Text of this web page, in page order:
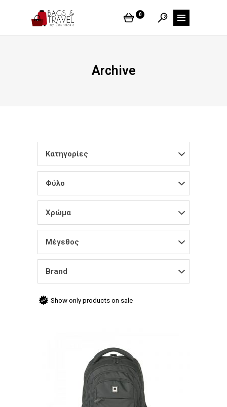
0
Archive
Κατηγορίες
Φύλο
Χρώμα
Μέγεθος
Brand
Show only products on sale
Προσθήκη στο καλάθι